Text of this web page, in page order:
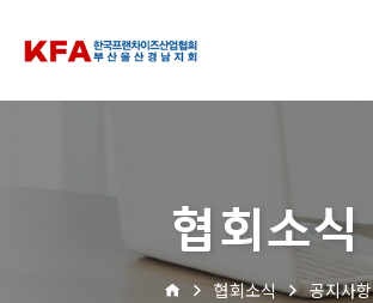
협회소식
협회소식 공지사항